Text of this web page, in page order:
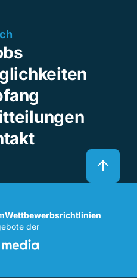
Wettbewerbsrichtlinien
der